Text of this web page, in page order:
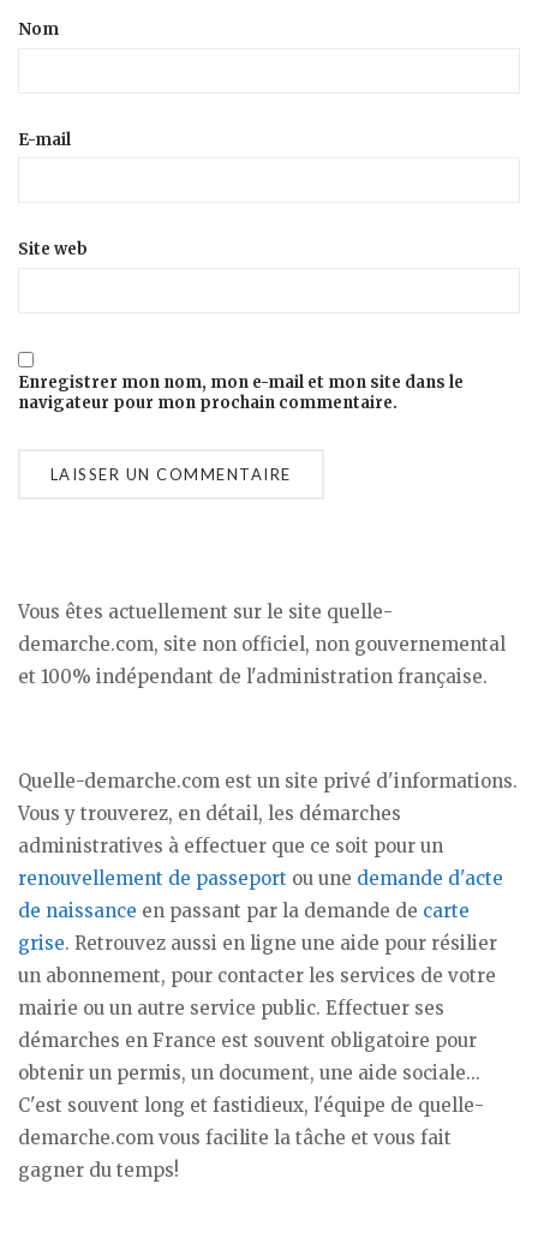
Nom
E-mail
Site web
Enregistrer mon nom, mon e-mail et mon site dans le
navigateur pour mon prochain commentaire.
Vous êtes actuellement sur le site quelle-
demarche.com, site non officiel, non gouvernemental
et 100% indépendant de l'administration française.
Quelle-demarche.com est un site privé d'informations.
Vous y trouverez, en détail, les démarches
administratives à effectuer que ce soit pour un
renouvellement de passeport ou une demande d'acte
de naissance en passant par la demande de carte
grise. Retrouvez aussi en ligne une aide pour résilier
un abonnement, pour contacter les services de votre
mairie ou un autre service public. Effectuer ses
démarches en France est souvent obligatoire pour
obtenir un permis, un document, une aide sociale...
C'est souvent long et fastidieux, l'équipe de quelle-
demarche.com vous facilite la tâche et vous fait
gagner du temps!